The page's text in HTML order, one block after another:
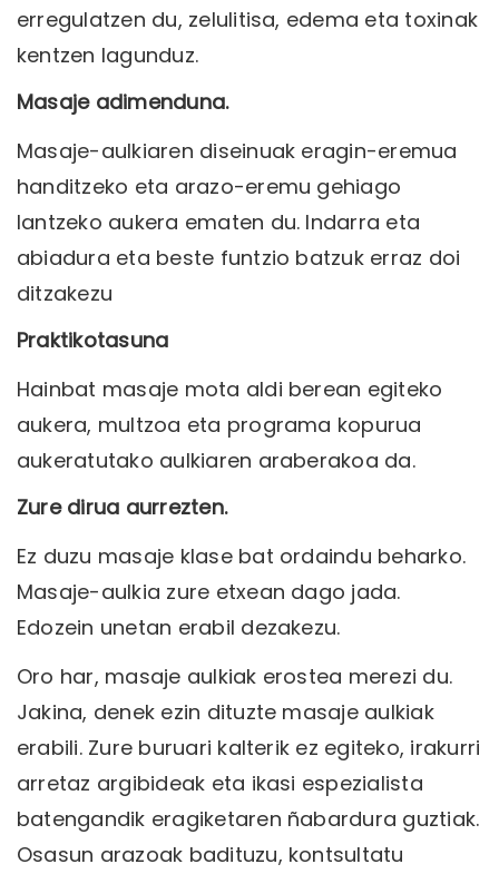
erregulatzen du, zelulitisa, edema eta toxinak
kentzen lagunduz.
Masaje adimenduna.
Masaje-aulkiaren diseinuak eragin-eremua
handitzeko eta arazo-eremu gehiago
lantzeko aukera ematen du. Indarra eta
abiadura eta beste funtzio batzuk erraz doi
ditzakezu
Praktikotasuna
Hainbat masaje mota aldi berean egiteko
aukera, multzoa eta programa kopurua
aukeratutako aulkiaren araberakoa da.
Zure dirua aurrezten.
Ez duzu masaje klase bat ordaindu beharko.
Masaje-aulkia zure etxean dago jada.
Edozein unetan erabil dezakezu.
Oro har, masaje aulkiak erostea merezi du.
Jakina, denek ezin dituzte masaje aulkiak
erabili. Zure buruari kalterik ez egiteko, irakurri
arretaz argibideak eta ikasi espezialista
batengandik eragiketaren ñabardura guztiak.
Osasun arazoak badituzu, kontsultatu